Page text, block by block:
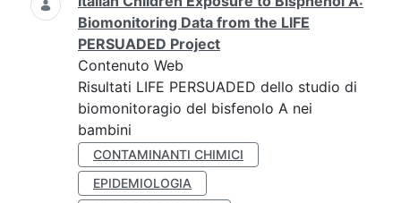
Biomonitoring Data from the LIFE
PERSUADED Project
Contenuto Web
Risultati LIFE PERSUADED dello studio di
biomonitoragio del bisfenolo A nei
bambini
CONTAMINANTI CHIMICI
EPIDEMIOLOGIA